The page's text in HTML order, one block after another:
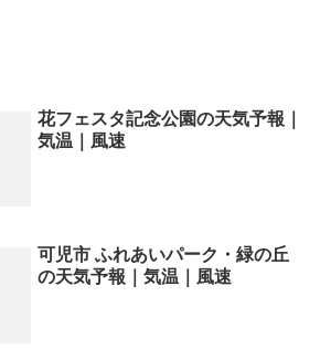
花フェスタ記念公園の天気予報｜
気温｜風速
可児市 ふれあいパーク・緑の丘
の天気予報｜気温｜風速